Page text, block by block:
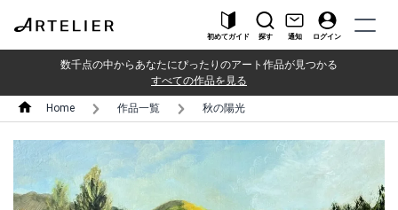
初めてガイド 探す 通知 ログイン
数千点の中からあなたにぴったりのアート作品が見つかる
すべての作品を見る
Home 作品一覧 秋の陽光